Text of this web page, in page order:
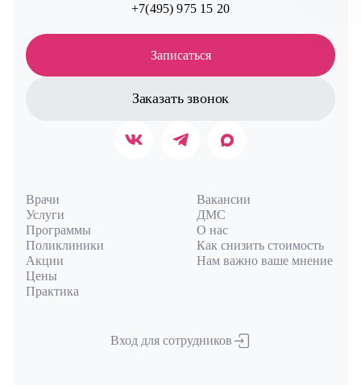
+7(495) 975 15 20
Записаться
Заказать звонок
Врачи
Услуги
Программы
Поликлиники
Акции
Цены
Практика
Вакансии
ДМС
О нас
Как снизить стоимость
Нам важно ваше мнение
Вход для сотрудников